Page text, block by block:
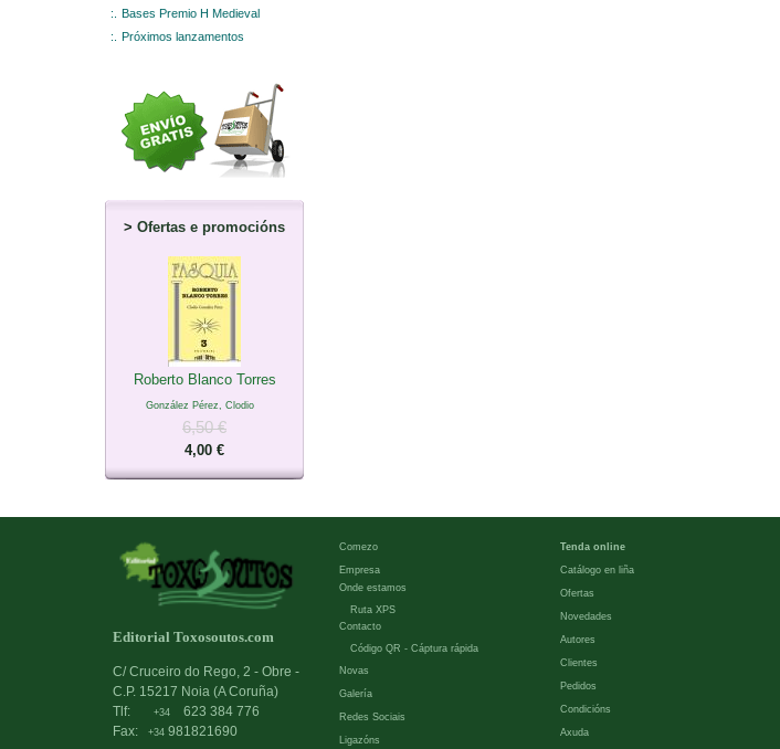
:.
Bases Premio H Medieval
:.
Próximos lanzamentos
> Ofertas e promocións
Roberto Blanco Torres
González Pérez, Clodio
6,50 €
4,00 €
Editorial Toxosoutos.com
C/ Cruceiro do Rego, 2 - Obre -
C.P. 15217 Noia (A Coruña)
Tlf:
+34
623 384 776
Fax:
+34 981821690
Comezo
Empresa
Onde estamos
Ruta XPS
Contacto
Código QR - Cáptura rápida
Novas
Galería
Redes Sociais
Ligazóns
Tenda online
Catálogo en liña
Ofertas
Novedades
Autores
Clientes
Pedidos
Condicións
Axuda